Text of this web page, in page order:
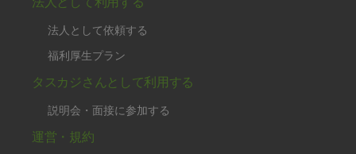
法人として依頼する
福利厚生プラン
タスカジさんとして利用する
説明会・面接に参加する
運営・規約